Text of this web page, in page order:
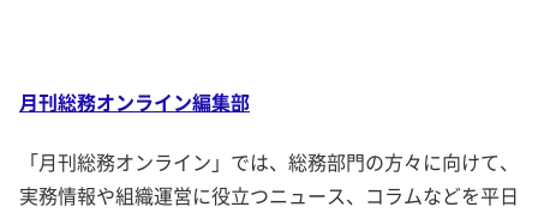
月刊総務オンライン編集部
「月刊総務オンライン」では、総務部門の方々に向けて、
実務情報や組織運営に役立つニュース、コラムなどを平日